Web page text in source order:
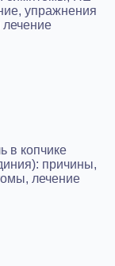
упражнения
лечение
в копчике
причины,
лечение